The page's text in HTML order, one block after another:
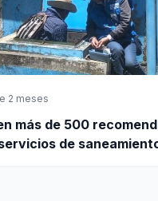
2 meses
más de 500
de